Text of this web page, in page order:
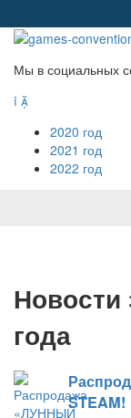
Мы в социальных
 
2020 год
2021 год
2022 год
Новости
года
STEAM!